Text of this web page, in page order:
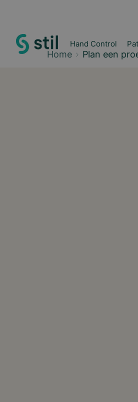
Hand Control
Home Plan een